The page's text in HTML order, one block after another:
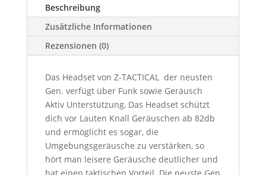
Beschreibung
Zusätzliche Informationen
Rezensionen (0)
Das Headset von Z-TACTICAL der neusten
Gen. verfügt über Funk sowie Geräusch
Aktiv Unterstützung, Das Headset schützt
dich vor Lauten Knall Geräuschen ab 82db
und ermöglicht es sogar, die
Umgebungsgeräusche zu verstärken, so
hört man leisere Geräusche deutlicher und